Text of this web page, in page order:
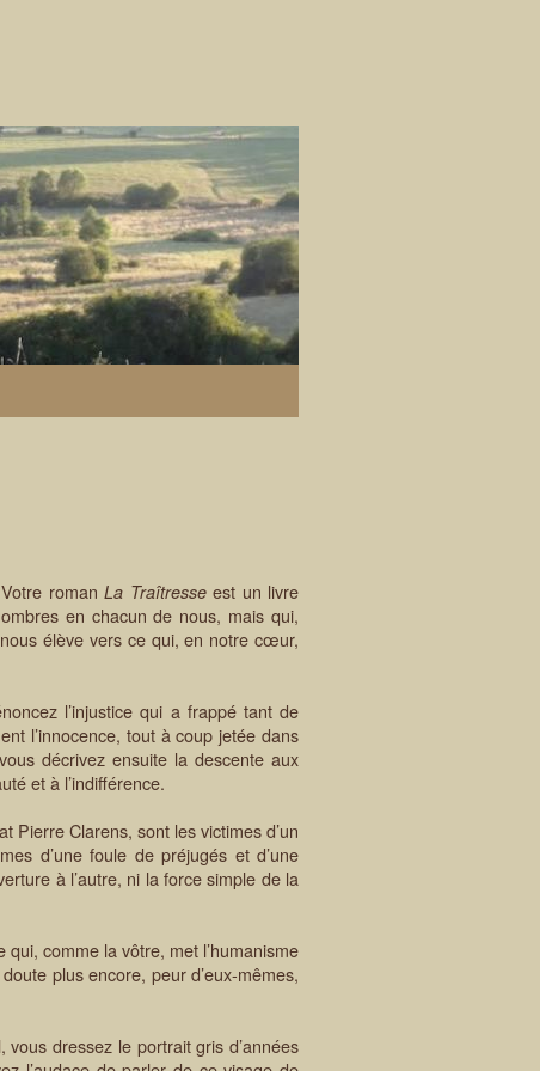
romanLa Traîtresseest un livre
en chacun de nous, mais qui,
élève vers ce qui, en notre cœur,
l’injustice qui a frappé tant de
l’innocence, tout à coup jetée dans
décrivez ensuite la descente aux
et à l’indifférence.
Clarens, sont les victimes d’un
d’une foule de préjugés et d’une
à l’autre, ni la force simple de la
comme la vôtre, met l’humanisme
plus encore, peur d’eux-mêmes,
dressez le portrait gris d’années